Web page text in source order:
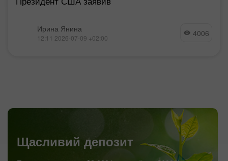
Ирина Янина
12:11 2026-07-09 +02:00 4006
Щасливий депозит